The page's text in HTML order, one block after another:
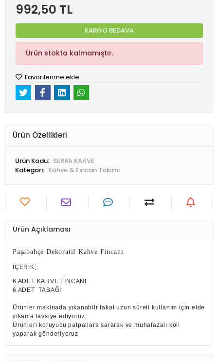
992,50 TL
KARGO BEDAVA
Ürün stokta kalmamıştır.
Favorilerime ekle
Ürün Özellikleri
Ürün Kodu: SERRA KAHVE
Kategori: Kahve & Fincan Takımı
Ürün Açıklaması
Paşabahçe Dekoratif Kahve Fincanı
İÇERİK;
6 ADET KAHVE FİNCANI
6 ADET TABAĞI
Ürünler makinada yıkanabilr fakat uzun süreli kullanım için elde
yıkama tavsiye ediyoruz.
Ürünleri koruyucu patpatlara sararak ve muhafazalı koli
yaparak gönderiyoruz